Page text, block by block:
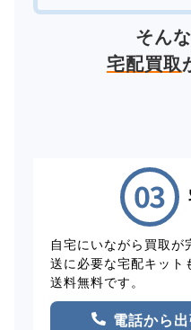
そん
宅配買取
自宅にいながら買取が
送に必要な宅配キット
送料無料です。
電話から